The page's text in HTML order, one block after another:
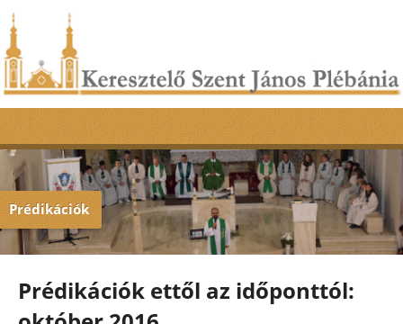
Prédikációk
Prédikációk ettől az időponttól: